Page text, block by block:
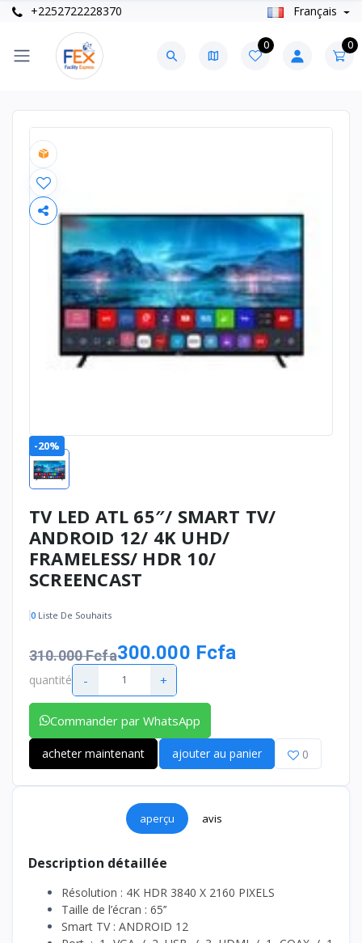
+2252722228370 Français
0 0
-20%
TV LED ATL 65″/ SMART TV/
ANDROID 12/ 4K UHD/
FRAMELESS/ HDR 10/
SCREENCAST
0 Liste De Souhaits
310.000 Fcfa300.000 Fcfa
quantité - +
Commander par WhatsApp
acheter maintenant ajouter au panier 0
aperçu avis
Description détaillée
Résolution : 4K HDR 3840 X 2160 PIXELS
Taille de l’écran : 65’’
Smart TV : ANDROID 12